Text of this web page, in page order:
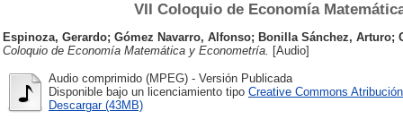
VII Coloquio de Economía
Espinoza, Gerardo; Gómez Navarro, Alfonso; Bonilla Sánchez, Arturo;
Coloquio de Economía Matemática y Econometría.
[Audio]
Audio comprimido (MPEG) - Versión Publicada
Disponible bajo un licenciamiento tipo Creative Commons
Descargar (43MB)